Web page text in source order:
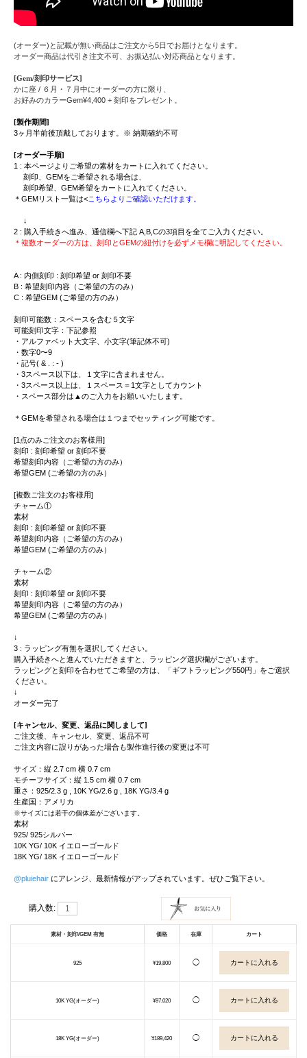
(オーダー)と記載が無い商品はご注文から5日でお届けとなります。
オーダー商品は代引き注文不可、お振込払い対応商品となります。
[Gem/刻印サービス]
かに座 / ６月・７月中にオーダーの方に限り、
お好みのカラーGem¥4,400 + 刻印をプレゼント。
[製作期間]
3ヶ月半前後頂戴しております。※ 納期確約不可
[オーダー手順]
1 : 本ページよりご希望の素材をカートに入れてください。
刻印、GEMをご希望される場合は、
刻印希望、GEM希望をカートに入れてください。
＊GEMリスト一覧は<こちらよりご確認いただけます。
↓
2 : 購入手続きへ進み、通信欄へ下記 A,B,Cの3項目を全てご入力ください。
＊複数オーダーの方は、刻印とGEMの紐付けを必ずメモ欄に明記してください。
A : 内側刻印 : 刻印希望 or 刻印不要
B : 希望刻印内容（ご希望の方のみ）
C : 希望GEM (ご希望の方のみ）
刻印可能数：スペースを含む５文字
可能刻印文字：下記参照
・アルファベット大文字、小文字(筆記体不可)
・数字0〜9
・記号( & . : - )
・3スペース以下は、１文字に含まれません。
・3スペース以上は、１スペース＝1文字としてカウント
・スペース部分は▲のご入力をお願いいたします。
＊GEMを希望される場合は１つまでセッティング可能です。
[1点のみご注文のお客様用]
刻印 : 刻印希望 or 刻印不要
希望刻印内容（ご希望の方のみ）
希望GEM (ご希望の方のみ）
[複数ご注文のお客様用]
チャーム①
素材
刻印 : 刻印希望 or 刻印不要
希望刻印内容（ご希望の方のみ）
希望GEM (ご希望の方のみ）
チャーム②
素材
刻印 : 刻印希望 or 刻印不要
希望刻印内容（ご希望の方のみ）
希望GEM (ご希望の方のみ）
↓
3 : ラッピング有無を選択してください。
購入手続きへと進んでいただきますと、ラッピング選択欄がございます。
ラッピングと刻印を合わせてご希望の方は、「ギフトラッピング550円」をご選択
ください。
↓
オーダー完了
[キャンセル、変更、返品に関しまして]
ご注文後、キャンセル、変更、返品不可
ご注文内容に誤りがあった場合も製作進行後の変更は不可
サイズ：縦 2.7 cm 横 0.7 cm
モチーフサイズ：縦 1.5 cm 横 0.7 cm
重さ：925/2.3 g , 10K YG/2.6 g , 18K YG/3.4 g
生産国：アメリカ
※サイズには若干の個体差がございます。
素材
925/ 925シルバー
10K YG/ 10K イエローゴールド
18K YG/ 18K イエローゴールド
@pluiehair にアレンジ、最新情報がアップされています。ぜひご覧下さい。
購入数:
素材・刻印/GEM 有無 価格 在庫 カート
925 ¥19,800 ◯
10K YG(オーダー) ¥97,020 ◯
18K YG(オーダー) ¥189,420 ◯